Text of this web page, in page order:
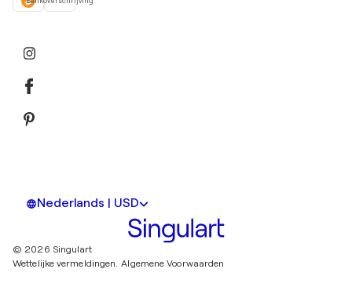
Nederlands | USD
© 2026 Singulart
Wettelijke vermeldingen. Algemene Voorwaarden